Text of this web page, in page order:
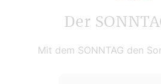
Der
Mit dem SONNTAG den